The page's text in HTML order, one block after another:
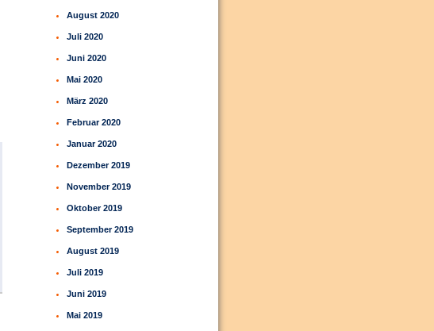
August 2020
Juli 2020
Juni 2020
Mai 2020
März 2020
Februar 2020
Januar 2020
Dezember 2019
November 2019
Oktober 2019
September 2019
August 2019
Juli 2019
Juni 2019
Mai 2019